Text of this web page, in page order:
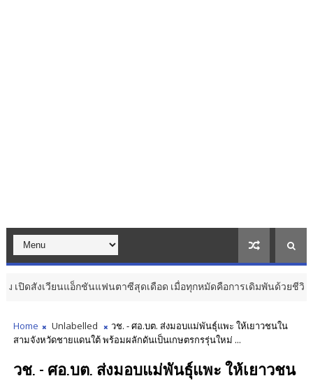
นตาซีสุดเดือด เมื่อทุกหมัดคือการเดิมพันด้วยชีวิต ... วัฒนธรรม กรมศิ
Home Unlabelled
วช. - ศอ.บต. ส่งมอบแม่พันธ์ุแพะ ให้เยาวชนใน
สามจังหวัดชายแดนใต้ พร้อมผลักดันเป็นเกษตรกรรุ่นใหม่ ...
วช. - ศอ.บต. ส่งมอบแม่พันธ์ุแพะ ให้เยาวชน